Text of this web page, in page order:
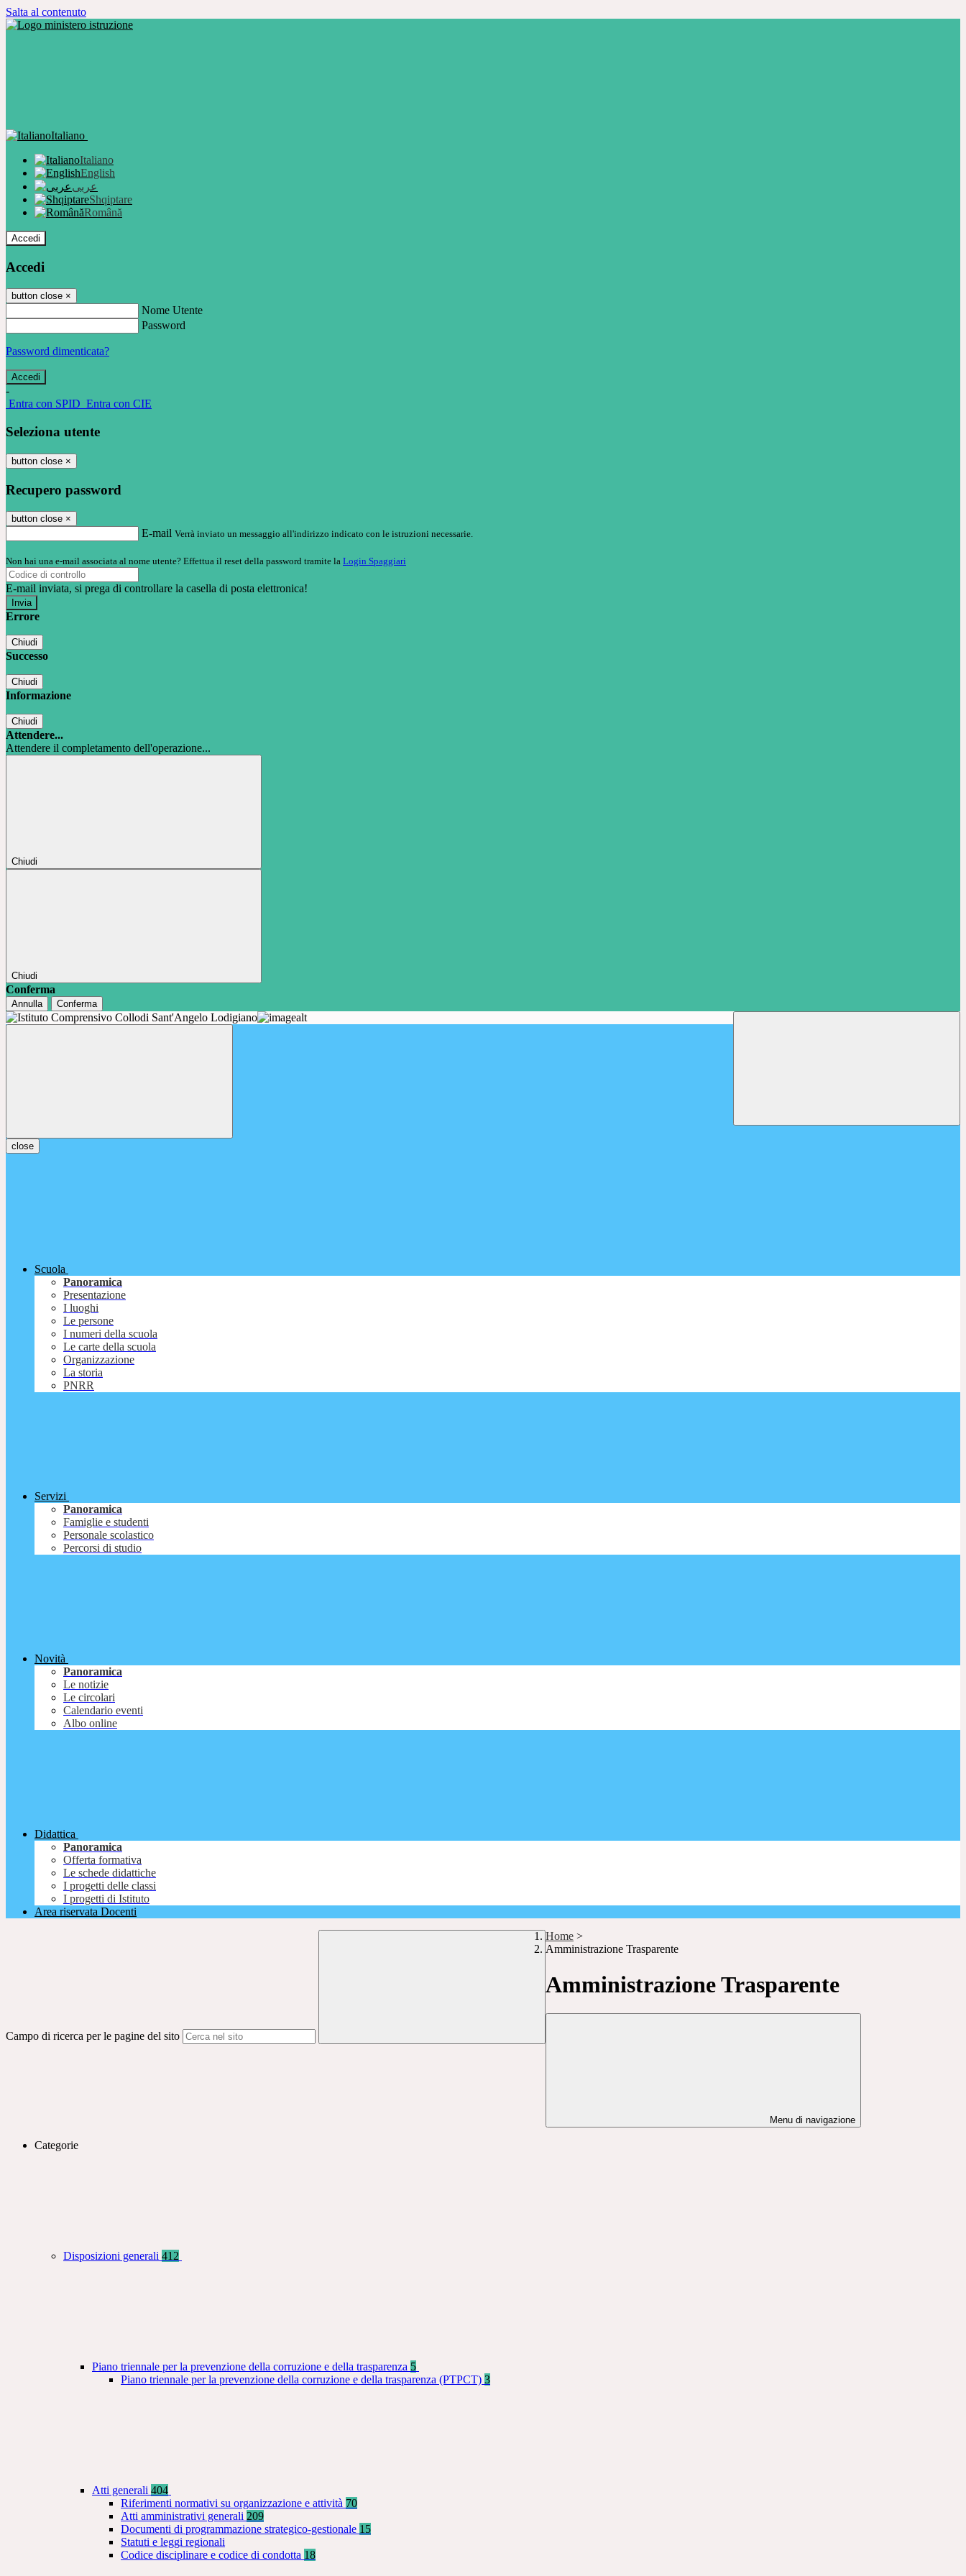
Salta al contenuto
Italiano
Italiano
English
عربى
Shqiptare
Română
Accedi
Accedi
button close ×
Nome Utente
Password
Password dimenticata?
-
Entra con SPID Entra con CIE
Seleziona utente
button close ×
Recupero password
button close ×
E-mail Verrà inviato un messaggio all'indirizzo indicato con le istruzioni necessarie.
Non hai una e-mail associata al nome utente? Effettua il reset della password tramite la Login Spaggiari
E-mail inviata, si prega di controllare la casella di posta elettronica!
Errore
Chiudi
Successo
Chiudi
Informazione
Chiudi
Attendere...
Attendere il completamento dell'operazione...
Chiudi
Chiudi
Conferma
Annulla Conferma
close
Scuola
Panoramica
Presentazione
I luoghi
Le persone
I numeri della scuola
Le carte della scuola
Organizzazione
La storia
PNRR
Servizi
Panoramica
Famiglie e studenti
Personale scolastico
Percorsi di studio
Novità
Panoramica
Le notizie
Le circolari
Calendario eventi
Albo online
Didattica
Panoramica
Offerta formativa
Le schede didattiche
I progetti delle classi
I progetti di Istituto
Area riservata Docenti
Campo di ricerca per le pagine del sito
Home >
Amministrazione Trasparente
Amministrazione Trasparente
Menu di navigazione
Categorie
Disposizioni generali 412
Piano triennale per la prevenzione della corruzione e della trasparenza 5
Piano triennale per la prevenzione della corruzione e della trasparenza (PTPCT) 3
Atti generali 404
Riferimenti normativi su organizzazione e attività 70
Atti amministrativi generali 209
Documenti di programmazione strategico-gestionale 15
Statuti e leggi regionali
Codice disciplinare e codice di condotta 18